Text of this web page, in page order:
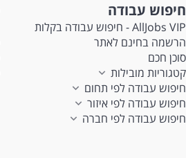
חיפוש עבודה
AllJobs VIP - חיפוש עבודה בקלות
הרשמה בחינם לאתר
סוכן חכם
קטגוריות מובילות
חיפוש עבודה לפי תחום
חיפוש עבודה לפי איזור
חיפוש עבודה לפי חברה